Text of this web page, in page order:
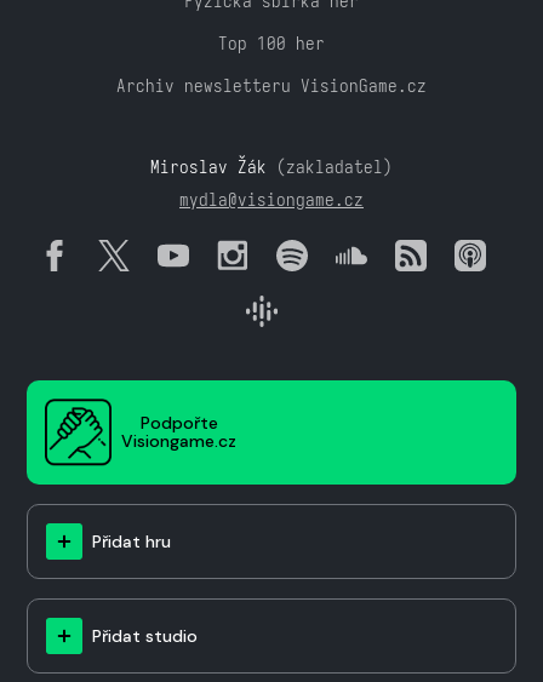
Top 100 her
Archiv newsletteru VisionGame.cz
Miroslav Žák (zakladatel)
mydla@visiongame.cz
Podpořte
Visiongame.cz
Přidat hru
Přidat studio